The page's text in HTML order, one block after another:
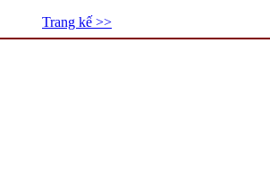
Trang kế >>